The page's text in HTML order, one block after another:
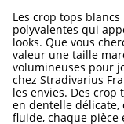
Les crop tops
polyvalentes qui
looks. Que vous
valeur une taille
volumineuses pour
chez Stradivarius
les envies. Des crop
en dentelle délicate,
fluide, chaque pièce